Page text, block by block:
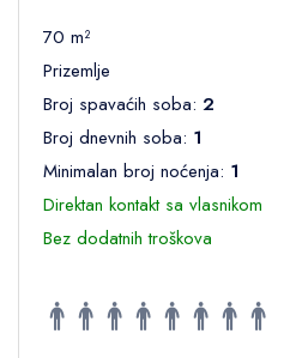
70 m²
Prizemlje
Broj spavaćih soba: 2
Broj dnevnih soba: 1
Minimalan broj noćenja: 1
Direktan kontakt sa vlasnikom
Bez dodatnih troškova